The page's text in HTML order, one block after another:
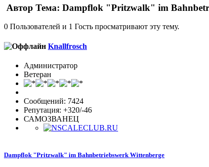
Автор Тема: Dampflok "Pritzwalk" im
0 Пользователей и 1 Гость просматривают эту тему.
Knallfrosch
Администратор
Ветеран
Сообщений: 7424
Репутация: +320/-46
САМОЗВАНЕЦ
Dampflok "Pritzwalk" im Bahnbetriebswerk Wittenberge